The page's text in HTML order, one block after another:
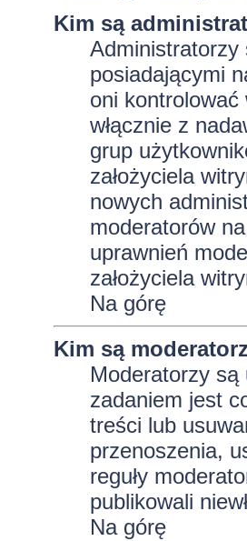
Kim są
Administratorzy
posiadającymi
oni
włącznie z
grup
założyciela
nowych
moderatorów
uprawnień
założyciela
Na górę
Kim są
Moderatorzy
zadaniem jest
treści lub
przenoszenia,
reguły
publikowali
Na górę